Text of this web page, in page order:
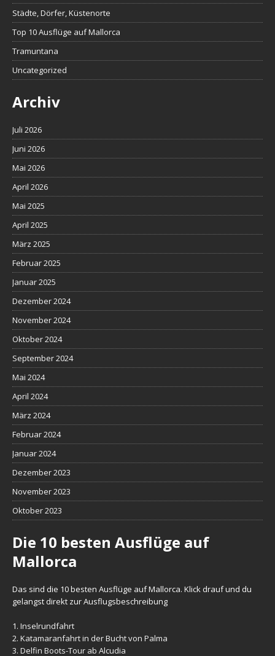
Städte, Dörfer, Küstenorte
Top 10 Ausflüge auf Mallorca
Tramuntana
Uncategorized
Archiv
Juli 2026
Juni 2026
Mai 2026
April 2026
Mai 2025
April 2025
März 2025
Februar 2025
Januar 2025
Dezember 2024
November 2024
Oktober 2024
September 2024
Mai 2024
April 2024
März 2024
Februar 2024
Januar 2024
Dezember 2023
November 2023
Oktober 2023
Die 10 besten Ausflüge auf
Mallorca
Das sind die 10 besten Ausflüge auf Mallorca. Klick drauf und du
gelangst direkt zur Ausflugsbeschreibung
1. Inselrundfahrt
2. Katamaranfahrt in der Bucht von Palma
3. Delfin Boots-Tour ab Alcudia